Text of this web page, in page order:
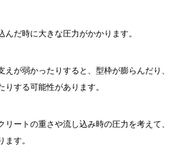
だ時に大きな圧力がかかります。
が弱かったりすると、型枠が膨らんだり、
する可能性があります。
ートの重さや流し込み時の圧力を考えて、
す。